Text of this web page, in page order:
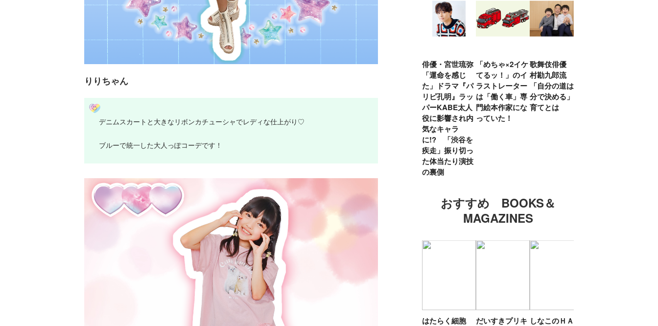
りりちゃん
デニムスカートと大きなリボンカチューシャでレディな仕上がり♡
ブルーで統一した大人っぽコーデです！
俳優・宮世琉弥
「運命を感じ
た」ドラマ『パ
リピ孔明』ラッ
パーKABE太人
役に影響され内
気なキャラ
に!? 「渋谷を
疾走」振り切っ
た体当たり演技
の裏側
「めちゃ×2イケ
てるッ！」のイ
ラストレーター
は「働く車」専
門絵本作家にな
っていた！
歌舞伎俳優 中
村勘九郎流
「自分の道は自
分で決める」子
育てとは
おすすめ BOOKS＆
MAGAZINES
はたらく細胞
だいすきプリキ しなこのＨＡＰ